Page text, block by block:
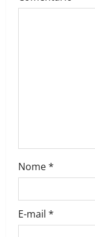
Nome*
E-mail *